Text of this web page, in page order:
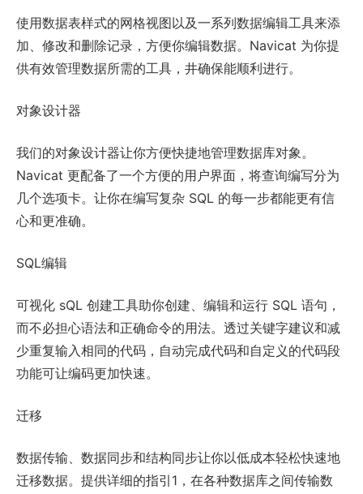
使用数据表样式的网格视图以及一系列数据编辑工具来添
加、修改和删除记录，方便你编辑数据。Navicat 为你提
供有效管理数据所需的工具，井确保能顺利进行。
对象设计器
我们的对象设计器让你方便快捷地管理数据库对象。
Navicat 更配备了一个方便的用户界面，将查询编写分为
几个选项卡。让你在编写复杂 SQL 的每一步都能更有信
心和更准确。
SQL编辑
可视化 sQL 创建工具助你创建、编辑和运行 SQL 语句，
而不必担心语法和正确命令的用法。透过关键字建议和减
少重复输入相同的代码，自动完成代码和自定义的代码段
功能可让编码更加快速。
迁移
数据传输、数据同步和结构同步让你以低成本轻松快速地
迁移数据。提供详细的指引1，在各种数据库之间传输数